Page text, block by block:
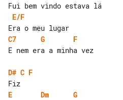
E/F
C7
G
F
E nem era a minha vez
D# C F
E
Dm
G